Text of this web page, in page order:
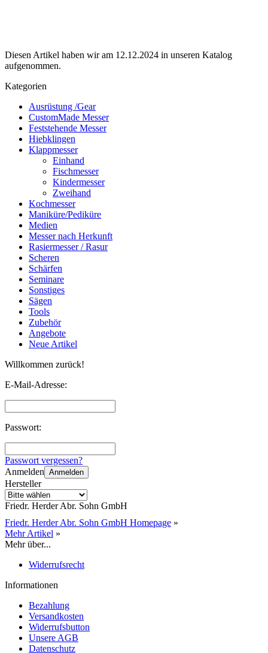
Diesen Artikel haben wir am 12.12.2024 in unseren Katalog
aufgenommen.
Kategorien
Ausrüstung /Gear
CustomMade Messer
Feststehende Messer
Hiebklingen
Klappmesser
Einhand
Fischmesser
Kindermesser
Zweihand
Kochmesser
Maniküre/Pediküre
Medien
Messer nach Herkunft
Rasiermesser / Rasur
Scheren
Schärfen
Seminare
Sonstiges
Sägen
Tools
Zubehör
Angebote
Neue Artikel
Willkommen zurück!
E-Mail-Adresse:
Passwort:
Passwort vergessen?
Anmelden Anmelden
Hersteller
Friedr. Herder Abr. Sohn GmbH
Friedr. Herder Abr. Sohn GmbH Homepage »
Mehr Artikel »
Mehr über...
Widerrufsrecht
Informationen
Bezahlung
Versandkosten
Widerrufsbutton
Unsere AGB
Datenschutz